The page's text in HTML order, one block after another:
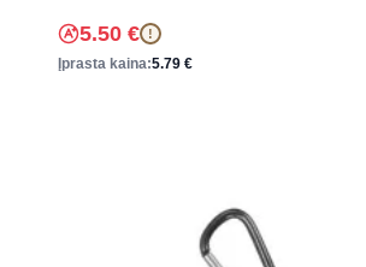
5.50 € !
Įprasta kaina:5.79 €